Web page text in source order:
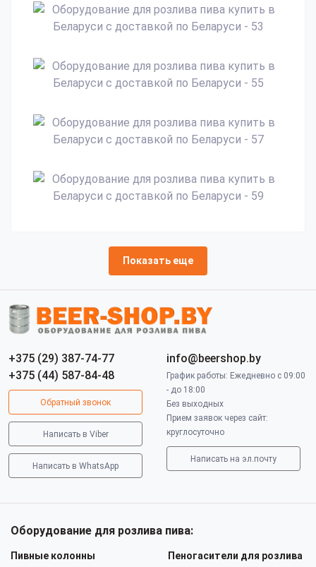
Показать еще
+375 (29) 387-74-77
+375 (44) 587-84-48
Обратный звонок
Написать в Viber
Написать в WhatsApp
info@beershop.by
График работы: Ежедневно с 09:00
- до 18:00
Без выходных
Прием заявок через сайт:
круглосуточно
Написать на эл.почту
Оборудование для розлива пива:
Пивные колонны
Пеногасители для розлива